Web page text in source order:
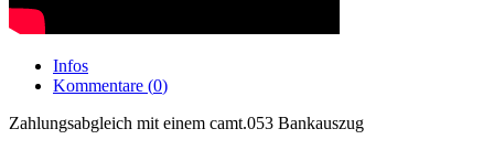
Infos
Kommentare (0)
Zahlungsabgleich mit einem camt.053 Bankauszug